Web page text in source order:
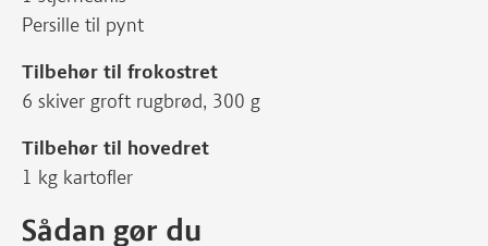
Persille til pynt
Tilbehør til frokostret
6 skiver groft rugbrød, 300 g
Tilbehør til hovedret
1 kg kartofler
Sådan gør du